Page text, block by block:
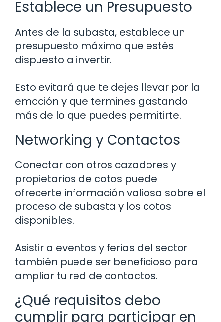
Establece un Presupuesto
Antes de la subasta, establece un
presupuesto máximo que estés
dispuesto a invertir.
Esto evitará que te dejes llevar por la
emoción y que termines gastando
más de lo que puedes permitirte.
Networking y Contactos
Conectar con otros cazadores y
propietarios de cotos puede
ofrecerte información valiosa sobre el
proceso de subasta y los cotos
disponibles.
Asistir a eventos y ferias del sector
también puede ser beneficioso para
ampliar tu red de contactos.
¿Qué requisitos debo
cumplir para participar en